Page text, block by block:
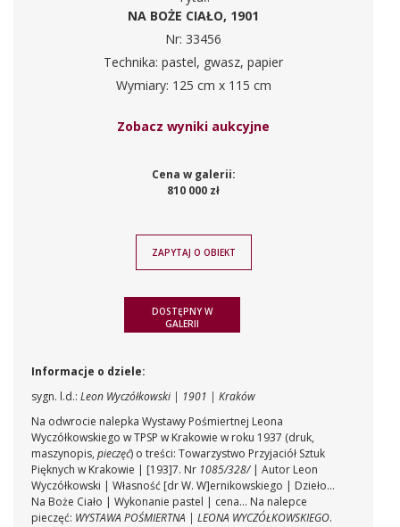
NA BOŻE CIAŁO, 1901
Nr: 33456
Technika: pastel, gwasz, papier
Wymiary: 125 cm x 115 cm
Zobacz wyniki aukcyjne
Cena w galerii:
810 000 zł
ZAPYTAJ O OBIEKT
DOSTĘPNY W
GALERII
Informacje o dziele:
sygn. l.d.: Leon Wyczółkowski | 1901 | Kraków
Na odwrocie nalepka Wystawy Pośmiertnej Leona
Wyczółkowskiego w TPSP w Krakowie w roku 1937 (druk,
maszynopis, pieczęć) o treści: Towarzystwo Przyjaciół Sztuk
Pięknych w Krakowie | [193]7. Nr 1085/328/| Autor Leon
Wyczółkowski | Własność [dr W. W]ernikowskiego | Dzieło
Na Boże Ciało | Wykonanie pastel | cena... Na nalepce
pieczęć: WYSTAWA POŚMIERTNA | LEONA WYCZÓŁKOWSKIEGO.